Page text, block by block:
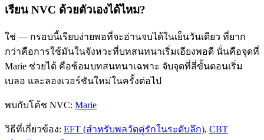
เรียน NVC ด้วยตัวเองได้ไหม?
ใช่ — กรอบนี้เรียบง่ายพอที่จะอ่านจบได้ในเย็นวันเดียว ที่ยาก
กว่าคือการใช้มันในจังหวะที่บทสนทนาเริ่มเอียงพอดี นั่นคือจุดที่
Marie ช่วยได้ คือซ้อมบทสนทนาเฉพาะ จับจุดที่สี่ขั้นตอนเริ่ม
เบลอ และลองเวอร์ชันใหม่ในครั้งต่อไป
พบกับโค้ช NVC: Marie
วิธีที่เกี่ยวข้อง: EFT (สำหรับพลวัตคู่รักในระดับลึก), CBT